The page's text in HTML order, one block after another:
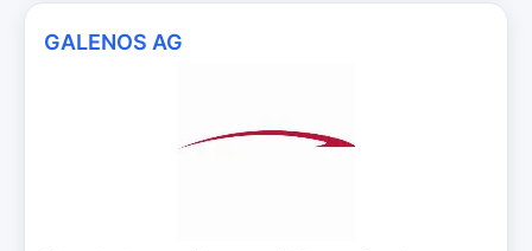
GALENOS AG